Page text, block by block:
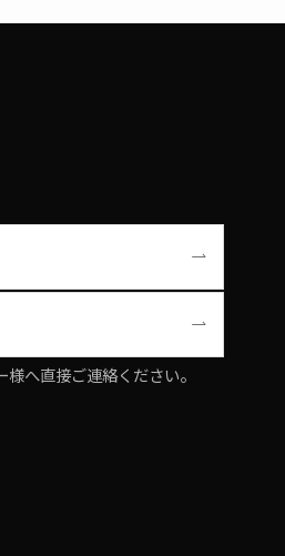
へ直接ご連絡ください。